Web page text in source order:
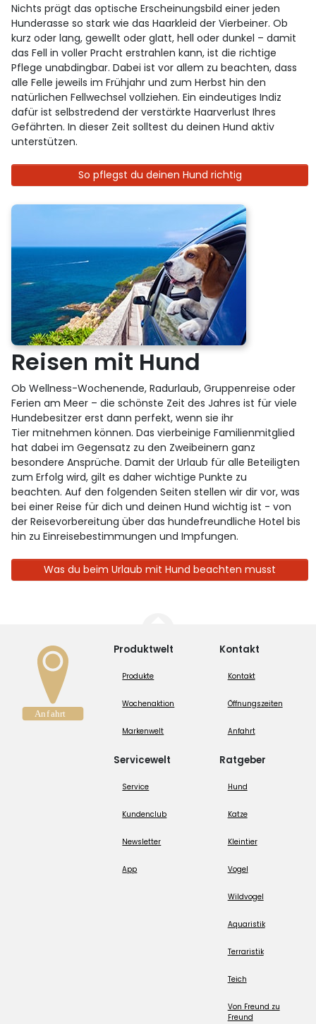
Nichts prägt das optische Erscheinungsbild einer jeden
Hunderasse so stark wie das Haarkleid der Vierbeiner. Ob
kurz oder lang, gewellt oder glatt, hell oder dunkel – damit
das Fell in voller Pracht erstrahlen kann, ist die richtige
Pflege unabdingbar. Dabei ist vor allem zu beachten, dass
alle Felle jeweils im Frühjahr und zum Herbst hin den
natürlichen Fellwechsel vollziehen. Ein eindeutiges Indiz
dafür ist selbstredend der verstärkte Haarverlust Ihres
Gefährten. In dieser Zeit solltest du deinen Hund aktiv
unterstützen.
So pflegst du deinen Hund richtig
Reisen mit Hund
Ob Wellness-Wochenende, Radurlaub, Gruppenreise oder
Ferien am Meer – die schönste Zeit des Jahres ist für viele
Hundebesitzer erst dann perfekt, wenn sie ihr
Tier mitnehmen können. Das vierbeinige Familienmitglied
hat dabei im Gegensatz zu den Zweibeinern ganz
besondere Ansprüche. Damit der Urlaub für alle Beteiligten
zum Erfolg wird, gilt es daher wichtige Punkte zu
beachten. Auf den folgenden Seiten stellen wir dir vor, was
bei einer Reise für dich und deinen Hund wichtig ist - von
der Reisevorbereitung über das hundefreundliche Hotel bis
hin zu Einreisebestimmungen und Impfungen.
Was du beim Urlaub mit Hund beachten musst
Produktwelt
Produkte
Wochenaktion
Markenwelt
Servicewelt
Service
Kundenclub
Newsletter
App
Kontakt
Kontakt
Öffnungszeiten
Anfahrt
Ratgeber
Hund
Katze
Kleintier
Vogel
Wildvogel
Aquaristik
Terraristik
Teich
Von Freund zu
Freund